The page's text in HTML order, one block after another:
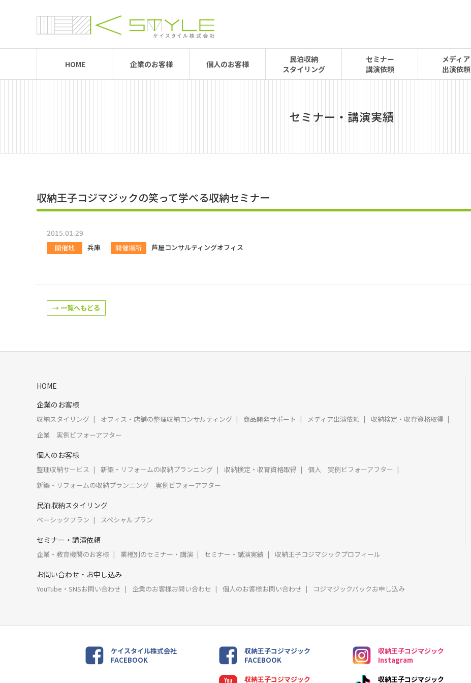
HOME 企業のお客様 個人のお客様
民泊収納
スタイリング
セミナー
講演依頼
メディア
出演依頼
セミナー・講演実績
収納王子コジマジックの笑って学べる収納セミナー
2015.01.29
開催地 兵庫 開催場所 芦屋コンサルティングオフィス
→ 一覧へもどる
HOME
企業のお客様
収納スタイリング オフィス・店舗の整理収納コンサルティング 商品開発サポート メディア出演依頼
収納検定・収育資格取得
企業 実例ビフォーアフター
個人のお客様
整理収納サービス 新築・リフォームの収納プランニング 収納検定・収育資格取得
個人 実例ビフォーアフター
新築・リフォームの収納プランニング 実例ビフォーアフター
民泊収納スタイリング
ベーシックプラン スペシャルプラン
セミナー・講演依頼
企業・教育機関のお客様 業種別のセミナー・講演 セミナー・講演実績 収納王子コジマジックプロフィール
お問い合わせ・お申し込み
YouTube・SNSお問い合わせ 企業のお客様お問い合わせ 個人のお客様お問い合わせ コジマジックパックお申し込み
ケイスタイル株式会社
FACEBOOK
収納王子コジマジック
FACEBOOK
収納王子コジマジック
Instagram
収納王子コジマジック
収納王子コジマジック